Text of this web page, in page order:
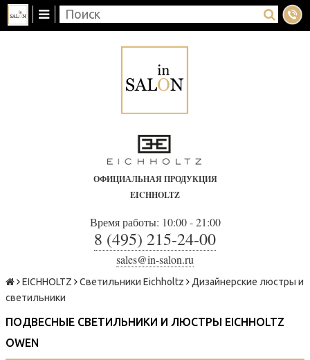
ОФИЦИАЛЬНАЯ ПРОДУКЦИЯ
EICHHOLTZ
Время работы: 10:00 - 21:00
8 (495) 215-24-00
sales@in-salon.ru
EICHHOLTZ Светильники Eichholtz
Дизайнерские люстры и
светильники
ПОДВЕСНЫЕ СВЕТИЛЬНИКИ И ЛЮСТРЫ EICHHOLTZ
OWEN